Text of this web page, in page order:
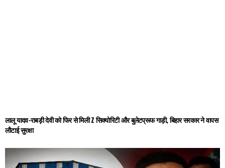
लालू यादव-राबड़ी देवी को फिर से मिली Z सिक्योरिटी और बुलेटप्रूफ गाड़ी, बिहार सरकार ने वापस
लौटाई सुरक्षा